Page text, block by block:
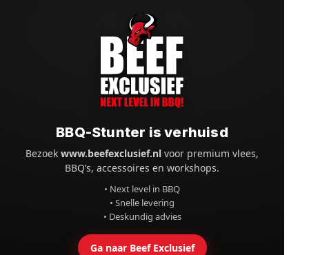
BBQ-Stunter is verhuisd
Bezoekwww.beefexclusief.nl voor premium vlees,
BBQ’s, accessoires en workshops.
• Next level in BBQ
• Snelle levering
• Deskundig advies
Ga naar Beef Exclusief